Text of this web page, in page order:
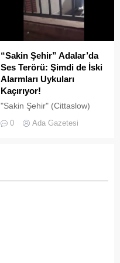
“Sakin Şehir” Adalar’da
Ses Terörü: Şimdi de İski
Alarmları Uykuları
Kaçırıyor!
"Sakin Şehir" (Cittaslow)
Adalar'da gürültü kirliliği
0 Ada Gazetesi